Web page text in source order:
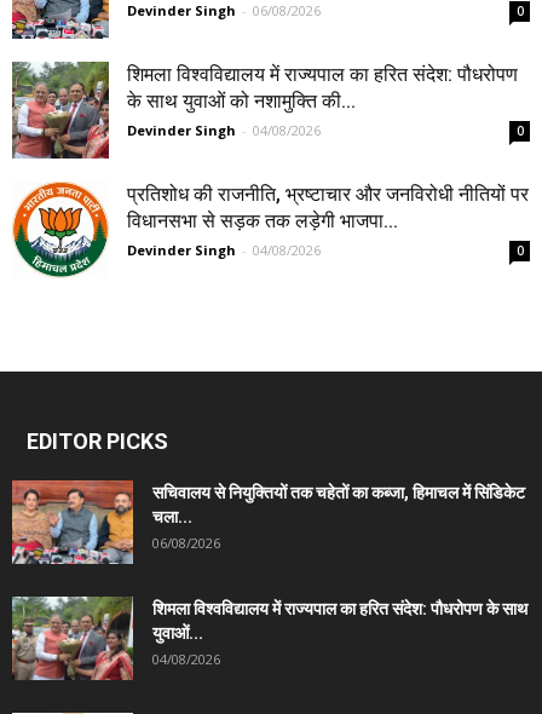
Devinder Singh - 06/08/2026 0
शिमला विश्वविद्यालय में राज्यपाल का हरित संदेश: पौधरोपण
के साथ युवाओं को नशामुक्ति की...
Devinder Singh - 04/08/2026 0
प्रतिशोध की राजनीति, भ्रष्टाचार और जनविरोधी नीतियों पर
विधानसभा से सड़क तक लड़ेगी भाजपा...
Devinder Singh - 04/08/2026 0
EDITOR PICKS
सचिवालय से नियुक्तियों तक चहेतों का कब्जा, हिमाचल में सिंडिकेट
चला...
06/08/2026
शिमला विश्वविद्यालय में राज्यपाल का हरित संदेश: पौधरोपण के साथ
युवाओं...
04/08/2026